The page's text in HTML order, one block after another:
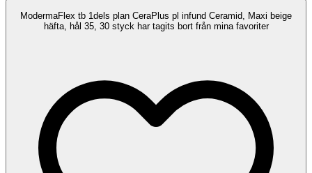
ModermaFlex tb 1dels plan CeraPlus pl infund Ceramid, Maxi beige
häfta, hål 35, 30 styck har tagits bort från mina favoriter